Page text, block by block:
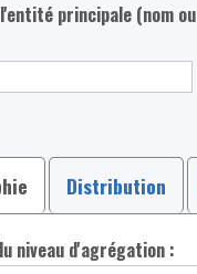
principale (nom ou
Distribution
niveau d'agrégation :